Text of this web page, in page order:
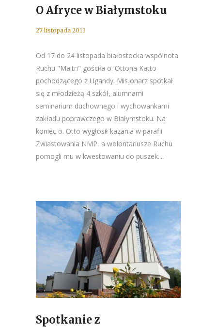
O Afryce w Białymstoku
27 listopada 2013
Od 17 do 24 listopada białostocka wspólnota
Ruchu "Maitri" gościła o. Ottona Katto
pochodzącego z Ugandy. Misjonarz spotkał
się z młodzieżą 4 szkół, alumnami
seminarium duchownego i wychowankami
zakładu poprawczego w Białymstoku. Na
koniec o. Otto wygłosił kazania w parafii
Zwiastowania NMP, a wolontariusze Ruchu
pomogli mu w kwestowaniu do puszek....
Spotkanie z